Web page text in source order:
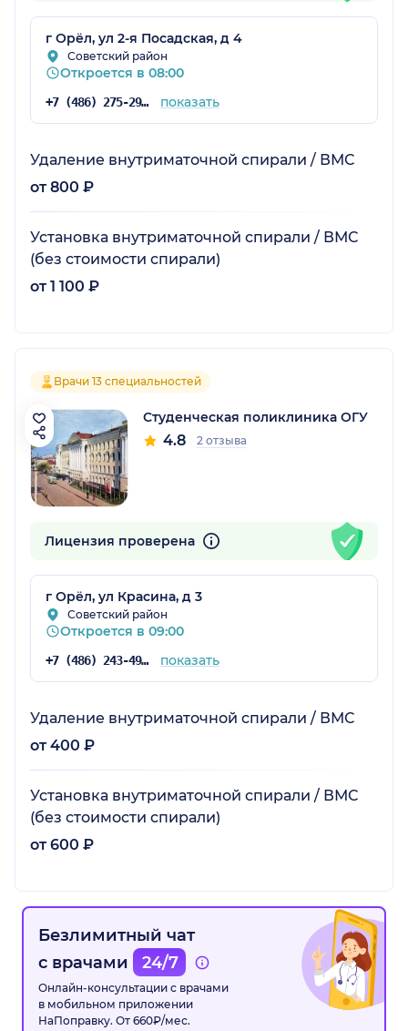
г Орёл, ул 2-я Посадская, д 4
Советский район
Откроется в 08:00
+7 (486) 275-29-44 показать
Удаление внутриматочной спирали / ВМС
от 800 ₽
Установка внутриматочной спирали / ВМС
(без стоимости спирали)
от 1 100 ₽
Врачи 13 специальностей
Студенческая поликлиника ОГУ
4.8 2 отзыва
Лицензия проверена
г Орёл, ул Красина, д 3
Советский район
Откроется в 09:00
+7 (486) 243-49-25 показать
Удаление внутриматочной спирали / ВМС
от 400 ₽
Установка внутриматочной спирали / ВМС
(без стоимости спирали)
от 600 ₽
Безлимитный чат
с врачами
24/7
Онлайн-консультации с врачами
в мобильном приложении
НаПоправку. От 660₽/мес.